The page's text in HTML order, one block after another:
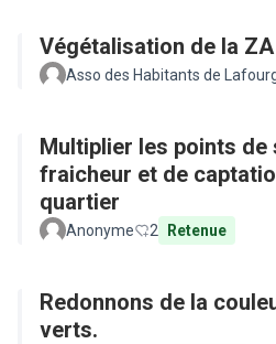
Végétalisation de la
Asso des Habitants de
Multiplier les points de
fraicheur et de
quartier
Anonyme 2 Retenue
Redonnons de la
verts.